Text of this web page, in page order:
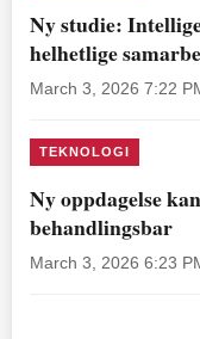
Ny studie:
helhetlige
March 3, 2026 7:22
TEKNOLOGI
Ny oppdagelse
behandlingsbar
March 3, 2026 6:23